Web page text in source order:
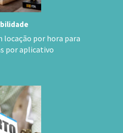
locação por hora para
por aplicativo